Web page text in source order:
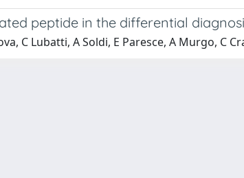
peptide in the differential
C Lubatti, A Soldi, E Paresce, A Murgo, C